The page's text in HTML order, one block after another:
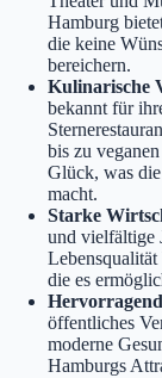
Hamburg
die keine
bereichern.
Kulinarische
bekannt für
bis zu
Glück, was
macht.
Starke
und vielfältige
die es
öffentliches
moderne
Hamburgs